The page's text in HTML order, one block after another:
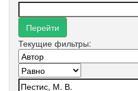
Текущие фильтры: